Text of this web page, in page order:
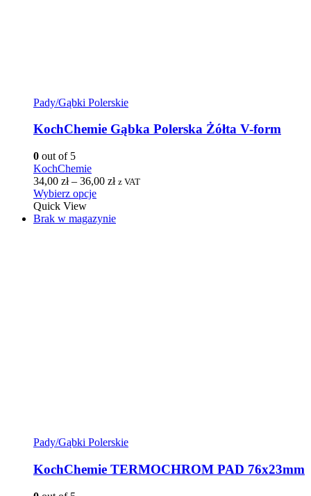
Pady/Gąbki Polerskie
KochChemie Gąbka Polerska Żółta V-form
0 out of 5
KochChemie
34,00 zł– 36,00 zł z VAT
Wybierz opcje
Quick View
Brak w magazynie
Pady/Gąbki Polerskie
KochChemie TERMOCHROM PAD 76x23mm